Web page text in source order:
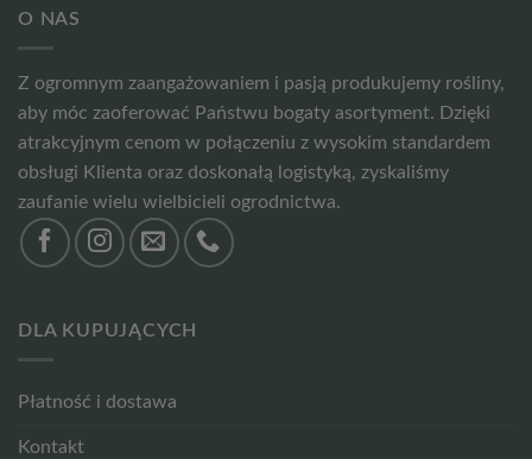
O NAS
Z ogromnym zaangażowaniem i pasją produkujemy rośliny,
aby móc zaoferować Państwu bogaty asortyment. Dzięki
atrakcyjnym cenom w połączeniu z wysokim standardem
obsługi Klienta oraz doskonałą logistyką, zyskaliśmy
zaufanie wielu wielbicieli ogrodnictwa.
DLA KUPUJĄCYCH
Płatność i dostawa
Kontakt